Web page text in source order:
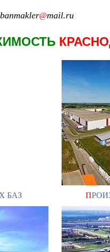
@mail.ru
БАЗ П